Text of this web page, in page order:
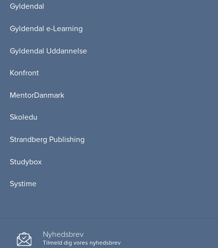
Gyldendal
Gyldendal e-Learning
Gyldendal Uddannelse
Konfront
MentorDanmark
Skoledu
Strandberg Publishing
Studybox
Systime
Nyhedsbrev
Tilmeld dig vores nyhedsbrev